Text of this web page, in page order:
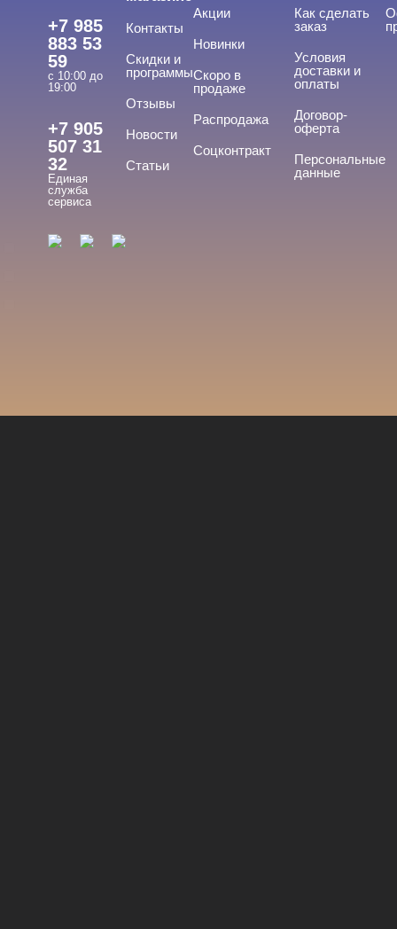
ЦЕНА Cвернуть
ПРИМЕНЕНИЕ Cвернуть
Для ногтей
+7 985
883 53
59
с 10:00 до
19:00
+7 905
507 31
32
Единая
служба
сервиса
Контакты
Скидки и
программы
Отзывы
Новости
Статьи
Акции
Новинки
Скоро в
продаже
Распродажа
Соцконтракт
Как сделать
заказ
Условия
доставки и
оплаты
Договор-
оферта
Персональные
данные